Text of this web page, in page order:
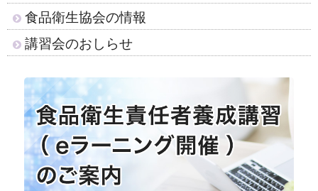
食品衛生協会の情報
講習会のおしらせ